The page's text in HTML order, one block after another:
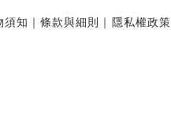
須知 ｜條款與細則 ｜ 隱私權政策